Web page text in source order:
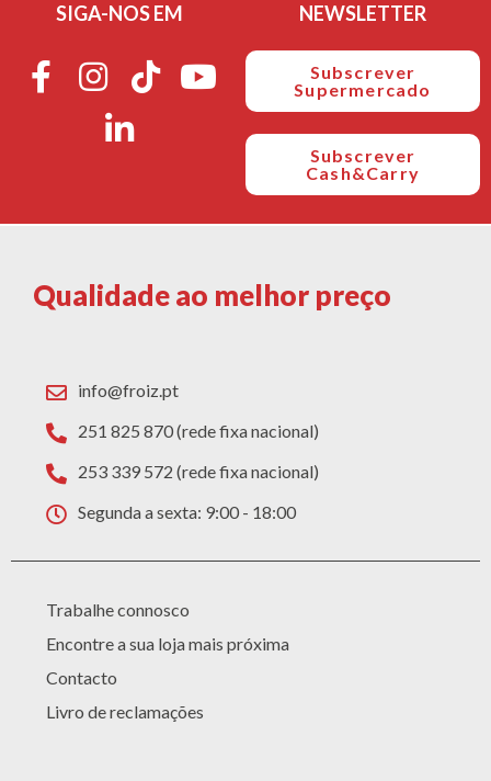
SIGA-NOS EM NEWSLETTER
Subscrever
Supermercado
Subscrever
Cash&Carry
Qualidade ao melhor preço
info@froiz.pt
251 825 870 (rede fixa nacional)
253 339 572 (rede fixa nacional)
Segunda a sexta: 9:00 - 18:00
Trabalhe connosco
Encontre a sua loja mais próxima
Contacto
Livro de reclamações